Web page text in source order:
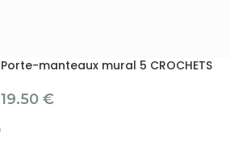
Porte-manteaux mural 5 CROCHETS
19.50 €